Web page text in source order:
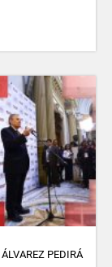
PEDIRÁ